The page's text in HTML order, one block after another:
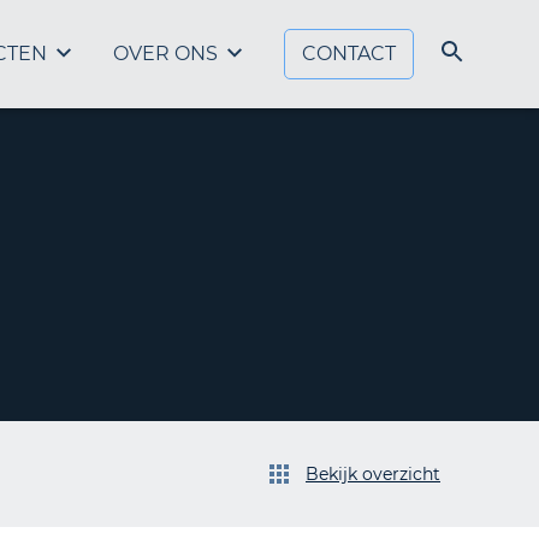
OVER ONS CONTACT
Bekijk overzicht